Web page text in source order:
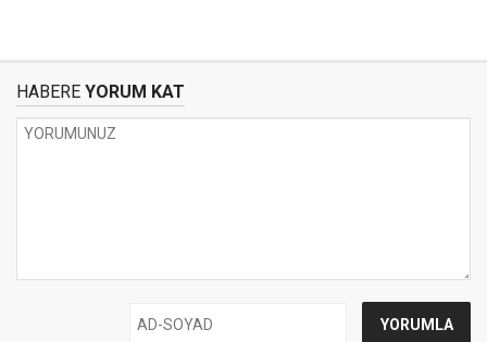
HABERE YORUM KAT